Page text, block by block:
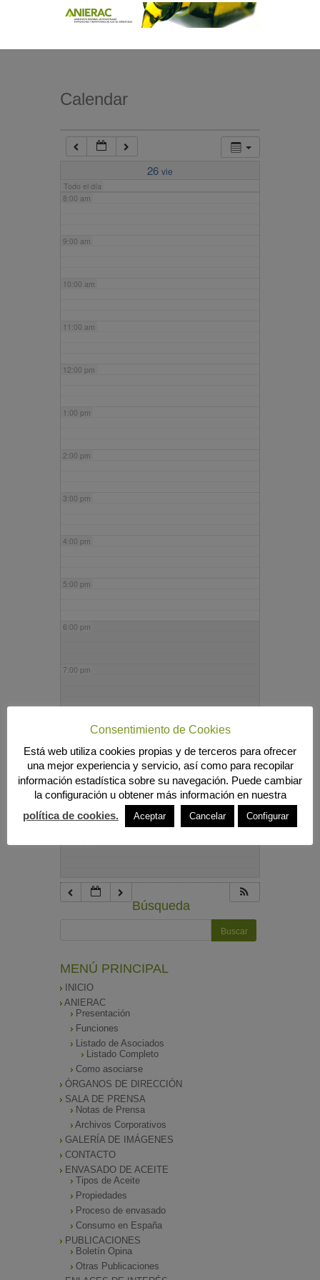
Calendar
26 vie
Todo el día
7:00 am
8:00 am
9:00 am
10:00 am
11:00 am
12:00 pm
1:00 pm
2:00 pm
3:00 pm
4:00 pm
5:00 pm
6:00 pm
7:00 pm
9:00 pm
10:00 pm
Búsqueda
MENÚ PRINCIPAL
INICIO
ANIERAC
Presentación
Funciones
Listado de Asociados
Listado Completo
Como asociarse
ÓRGANOS DE DIRECCIÓN
SALA DE PRENSA
Notas de Prensa
Archivos Corporativos
GALERÍA DE IMÁGENES
CONTACTO
ENVASADO DE ACEITE
Tipos de Aceite
Propiedades
Proceso de envasado
Consumo en España
PUBLICACIONES
Boletín Opina
Otras Publicaciones
Consentimiento de Cookies
Está web utiliza cookies propias y de terceros para ofrecer
una mejor experiencia y servicio, así como para recopilar
información estadística sobre su navegación. Puede cambiar
la configuración u obtener más información en nuestra
política de cookies.
Aceptar Cancelar Configurar